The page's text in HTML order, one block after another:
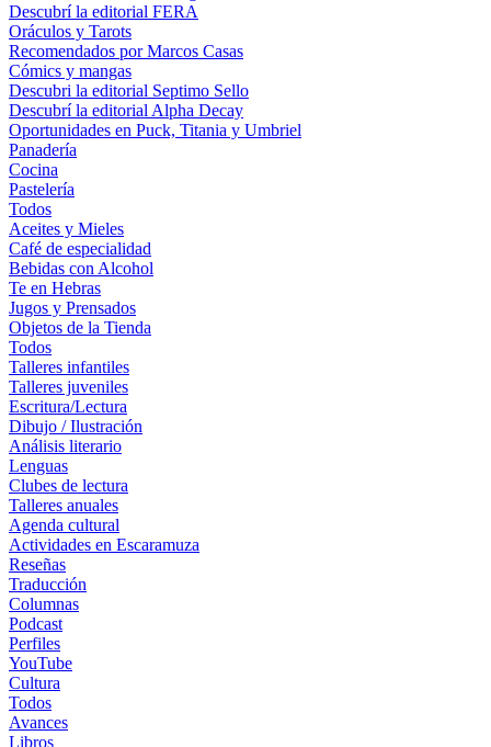
Descubrí la editorial FERA
Oráculos y Tarots
Recomendados por Marcos Casas
Cómics y mangas
Descubri la editorial Septimo Sello
Descubrí la editorial Alpha Decay
Oportunidades en Puck, Titania y Umbriel
Panadería
Cocina
Pastelería
Todos
Aceites y Mieles
Café de especialidad
Bebidas con Alcohol
Te en Hebras
Jugos y Prensados
Objetos de la Tienda
Todos
Talleres infantiles
Talleres juveniles
Escritura/Lectura
Dibujo / Ilustración
Análisis literario
Lenguas
Clubes de lectura
Talleres anuales
Agenda cultural
Actividades en Escaramuza
Reseñas
Traducción
Columnas
Podcast
Perfiles
YouTube
Cultura
Todos
Avances
Libros